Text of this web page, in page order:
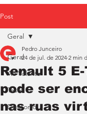
Post
Geral
Ao Volante
Teste
Desporto
Geral
Renault 5
pode ser
nas ruas
Pedro Junceiro
24 de jul. de 2024 2 min